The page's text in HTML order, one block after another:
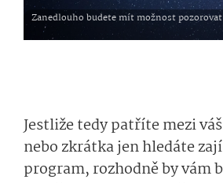
Jestliže tedy patříte mezi
nebo zkrátka jen hledáte
program, rozhodně by vám